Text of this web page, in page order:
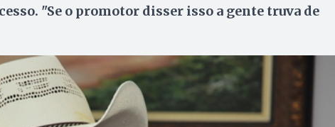
"Se o promotor disser isso a gente truva de